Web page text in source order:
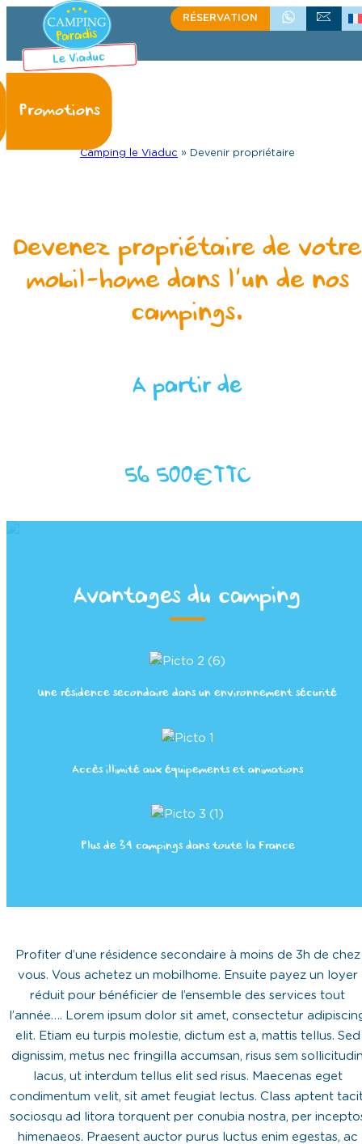
RÉSERVATION+335.65.60.15.75
ÉCRIVEZ-
Camping le Viaduc » Devenir propriétaire
Devenez propriétaire de votre
mobil-home dans l’un de nos
campings.
A partir de
56 500€TTC
Avantages du camping
Une résidence secondaire dans un environnement sécurité
Accès illimité aux équipements et animations
Plus de 34 campings dans toute la France
Profiter d’une résidence secondaire à moins de 3h de chez
vous. Vous achetez un mobilhome. Ensuite payez un loyer
réduit pour bénéficier de l’ensemble des services tout
l’année…. Lorem ipsum dolor sit amet, consectetur
elit. Etiam eu turpis molestie, dictum est a, mattis tellus. Sed
dignissim, metus nec fringilla accumsan, risus sem
lacus, ut interdum tellus elit sed risus. Maecenas eget
condimentum velit, sit amet feugiat lectus. Class aptent
sociosqu ad litora torquent per conubia nostra, per
himenaeos. Praesent auctor purus luctus enim egestas, ac